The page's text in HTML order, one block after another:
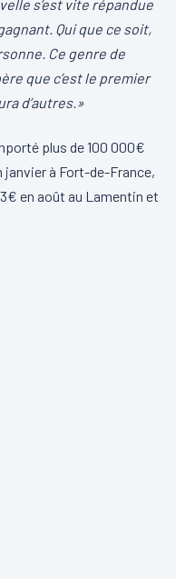
s’est vite répandue
Qui que ce soit,
Ce genre de
que c’est le premier
d’autres.»
plus de 100 000€
janvier à Fort-de-France,
en août au Lamentin et